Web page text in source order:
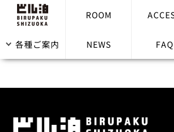
ROOM
各種ご案内 NEWS FAQ
子供の宿泊料金はどう